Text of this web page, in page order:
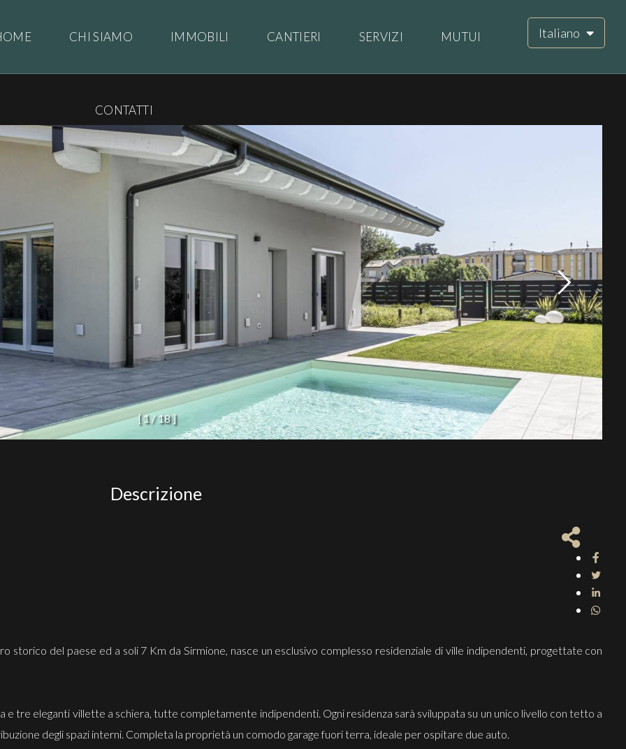
Italiano
CHI SIAMO IMMOBILI CANTIERI SERVIZI MUTUI
CONTATTI
[1 /18]
Descrizione
storico del paese ed a soli 7 Km da Sirmione, nasce un esclusivo complesso residenziale di ville indipendenti, progettate con
e tre eleganti villette a schiera, tutte completamente indipendenti. Ogni residenza sarà sviluppata su un unico livello con tetto a
degli spazi interni. Completa la proprietà un comodo garage fuori terra, ideale per ospitare due auto.